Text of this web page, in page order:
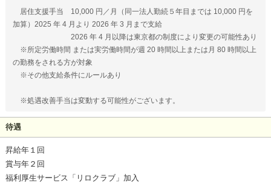
居住支援手当 10,000 円／月（同一法人勤続５年目までは 10,000 円を
加算）2025 年 4 月より 2026 年 3 月まで支給
2026 年 4 月以降は東京都の制度により変更の可能性あり
※所定労働時間 または実労働時間が週 20 時間以上または月 80 時間以上
の勤務をされる方が対象
※その他支給条件にルールあり
※処遇改善手当は変動する可能性がございます。
待遇
昇給年１回
賞与年２回
福利厚生サービス「リロクラブ」加入